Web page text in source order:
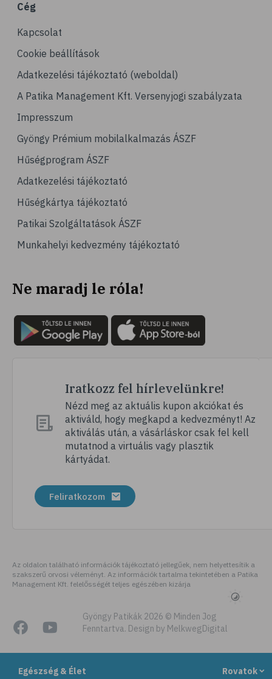
Egészség & Élet Rovatok
# gejzír
Cég
Kapcsolat
Cookie beállítások
Adatkezelési tájékoztató (weboldal)
A Patika Management Kft. Versenyjogi szabályzata
Impresszum
Gyöngy Prémium mobilalkalmazás ÁSZF
Hűségprogram ÁSZF
Adatkezelési tájékoztató
Hűségkártya tájékoztató
Patikai Szolgáltatások ÁSZF
Munkahelyi kedvezmény tájékoztató
Ne maradj le róla!
Iratkozz fel hírlevelünkre!
Nézd meg az aktuális kupon akciókat és
aktiváld, hogy megkapd a kedvezményt! Az
aktiválás után, a vásárláskor csak fel kell
mutatnod a virtuális vagy plasztik
kártyádat.
Feliratkozom
Az oldalon található információk tájékoztató jellegűek, nem helyettesítik a
szakszerű orvosi véleményt. Az információk tartalma tekintetében a Patika
Management Kft. felelősségét teljes egészében kizárja
Gyöngy Patikák 2026 © Minden Jog
Fenntartva. Design by MelkwegDigital